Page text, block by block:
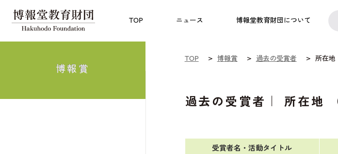
TOP ニュース 博報堂教育財団について
についての研究助成 奨学金 フェローシップ
博報賞
TOP 博報賞 過去の受賞者 所在地
過去の受賞者｜ 所在地
受賞者名・活動タイトル